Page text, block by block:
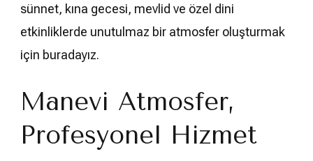
sünnet, kına gecesi, mevlid ve özel dini
etkinliklerde unutulmaz bir atmosfer oluşturmak
için buradayız.
Manevi Atmosfer,
Profesyonel Hizmet